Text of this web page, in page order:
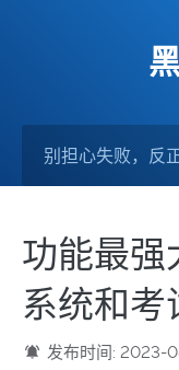
功能最强
系统和考
发布时间: 2023-